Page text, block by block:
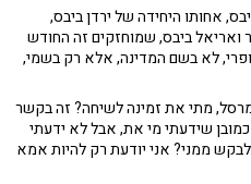
אחותו היחידה של ירדן ביבס,
ואריאל ביבס, שמוחזקים זה החודש
לא בשם המדינה, אלא רק בשמי,
מתי את זמינה לשיחה? זה בקשר
שידעתי מי את, אבל לא ידעתי
ממני? אני יודעת רק להיות אמא